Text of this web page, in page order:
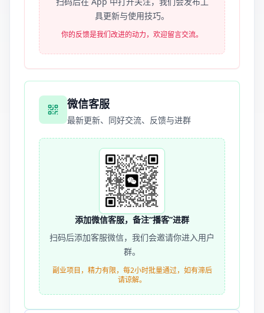
具更新与使用技巧。
你的反馈是我们改进的动力，欢迎留言交流。
微信客服
最新更新、同好交流、反馈与进群
添加微信客服，备注“播客”进群
扫码后添加客服微信，我们会邀请你进入用户
群。
副业项目，精力有限，每2小时批量通过，如有滞后
请谅解。